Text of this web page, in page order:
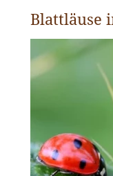
Blattläuse